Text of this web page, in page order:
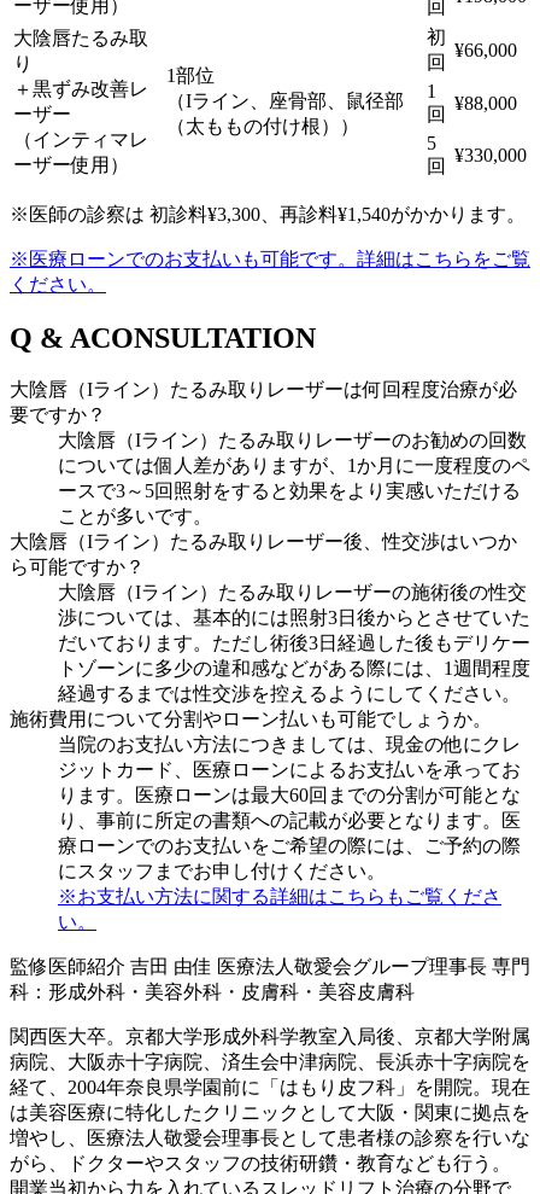
ーザー使用）
回
大陰唇たるみ取
り
＋黒ずみ改善レ
ーザー
（インティマレ
ーザー使用）
1部位
（Iライン、座骨部、鼠径部
（太ももの付け根））
初
回
¥66,000
1
回
¥88,000
5
回
¥330,000
※医師の診察は 初診料¥3,300、再診料¥1,540がかかります。
※医療ローンでのお支払いも可能です。詳細はこちらをご覧
ください。
Q & ACONSULTATION
大陰唇（Iライン）たるみ取りレーザーは何回程度治療が必
要ですか？
大陰唇（Iライン）たるみ取りレーザーのお勧めの回数
については個人差がありますが、1か月に一度程度のペ
ースで3～5回照射をすると効果をより実感いただける
ことが多いです。
大陰唇（Iライン）たるみ取りレーザー後、性交渉はいつか
ら可能ですか？
大陰唇（Iライン）たるみ取りレーザーの施術後の性交
渉については、基本的には照射3日後からとさせていた
だいております。ただし術後3日経過した後もデリケー
トゾーンに多少の違和感などがある際には、1週間程度
経過するまでは性交渉を控えるようにしてください。
施術費用について分割やローン払いも可能でしょうか。
当院のお支払い方法につきましては、現金の他にクレ
ジットカード、医療ローンによるお支払いを承ってお
ります。医療ローンは最大60回までの分割が可能とな
り、事前に所定の書類への記載が必要となります。医
療ローンでのお支払いをご希望の際には、ご予約の際
にスタッフまでお申し付けください。
※お支払い方法に関する詳細はこちらもご覧くださ
い。
監修医師紹介 吉田 由佳 医療法人敬愛会グループ理事長 専門
科：形成外科・美容外科・皮膚科・美容皮膚科
関西医大卒。京都大学形成外科学教室入局後、京都大学附属
病院、大阪赤十字病院、済生会中津病院、長浜赤十字病院を
経て、2004年奈良県学園前に「はもり皮フ科」を開院。現在
は美容医療に特化したクリニックとして大阪・関東に拠点を
増やし、医療法人敬愛会理事長として患者様の診察を行いな
がら、ドクターやスタッフの技術研鑽・教育なども行う。
開業当初から力を入れているスレッドリフト治療の分野で